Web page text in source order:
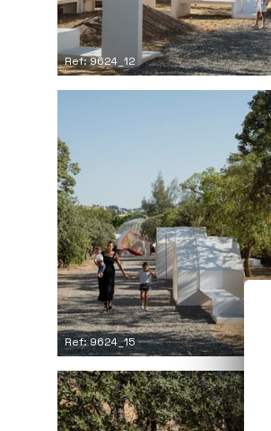
Ref: 9624_12
Ref: 9624_15